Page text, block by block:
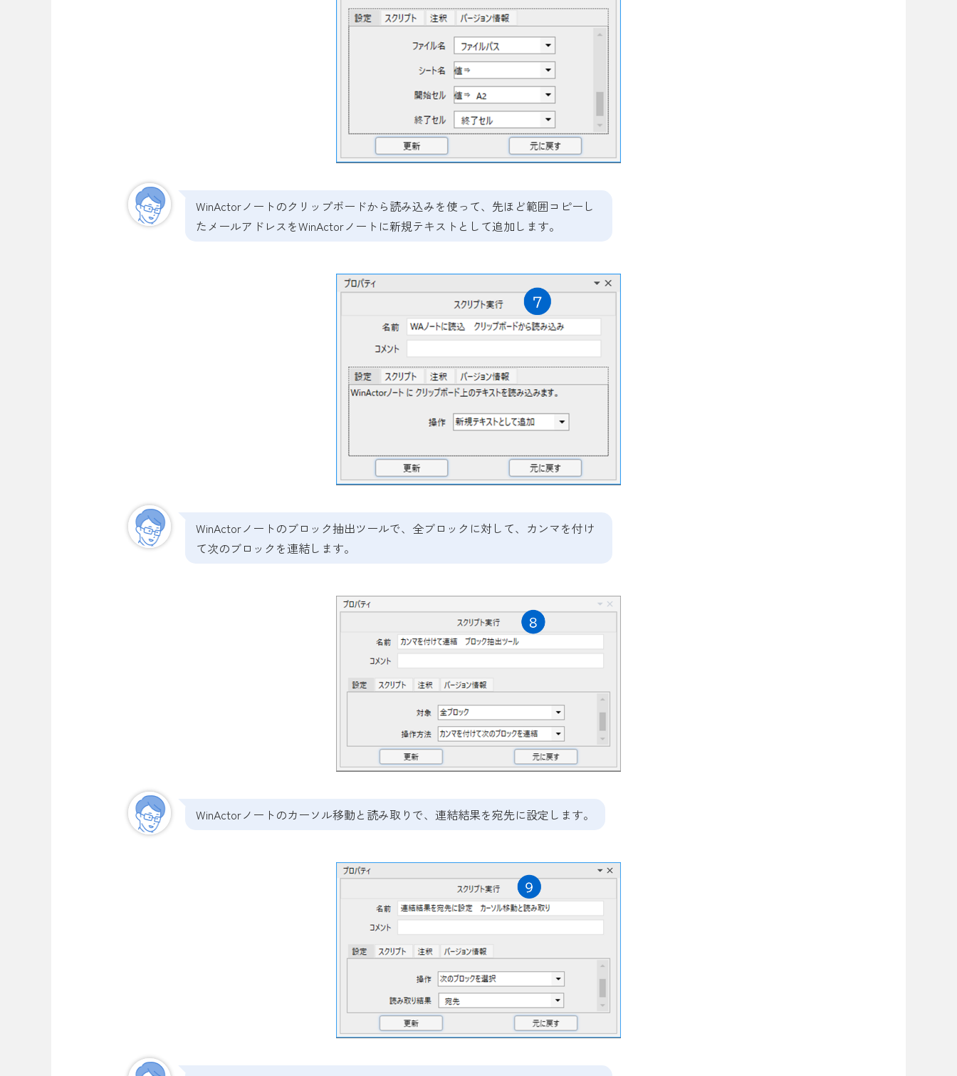
WinActorノートのクリップボードから読み込みを使って、先ほど範囲コピーし
たメールアドレスをWinActorノートに新規テキストとして追加します。
WinActorノートのブロック抽出ツールで、全ブロックに対して、カンマを付け
て次のブロックを連結します。
WinActorノートのカーソル移動と読み取りで、連結結果を宛先に設定します。